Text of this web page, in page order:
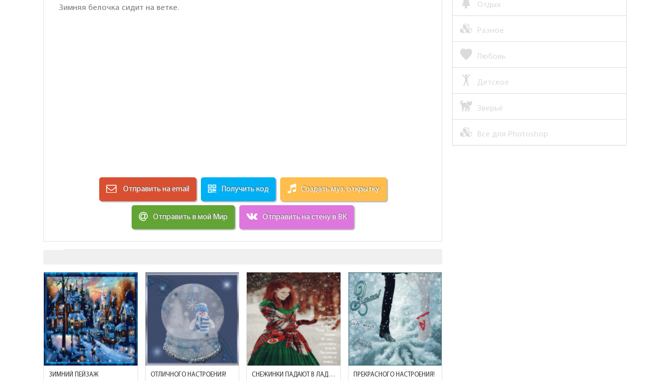
Зимняя белочка сидит на ветке.
Отправить на email Получить код Создать муз. открытку
Отправить в мой Мир Отправить на стену в ВК
ЗИМНИЙ ПЕЙЗАЖ ОТЛИЧНОГО НАСТРОЕНИЯ! СНЕЖИНКИ ПАДАЮТ В ЛАДОНЬ... ПРЕКРАСНОГО НАСТРОЕНИЯ!
Отдых
Разное
Любовь
Детское
Зверьё
Все для Photoshop